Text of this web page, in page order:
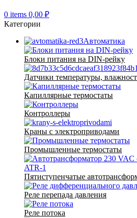
0 items 0,00 ₽
Категории
Автоматика
Блоки питания на DIN-рейку
Датчики температуры,
Капиллярные термостаты
Контроллеры
Краны с электроприводами
Промышленные термостаты
Пятиступенчатые
Реле перепада давления
Реле потока